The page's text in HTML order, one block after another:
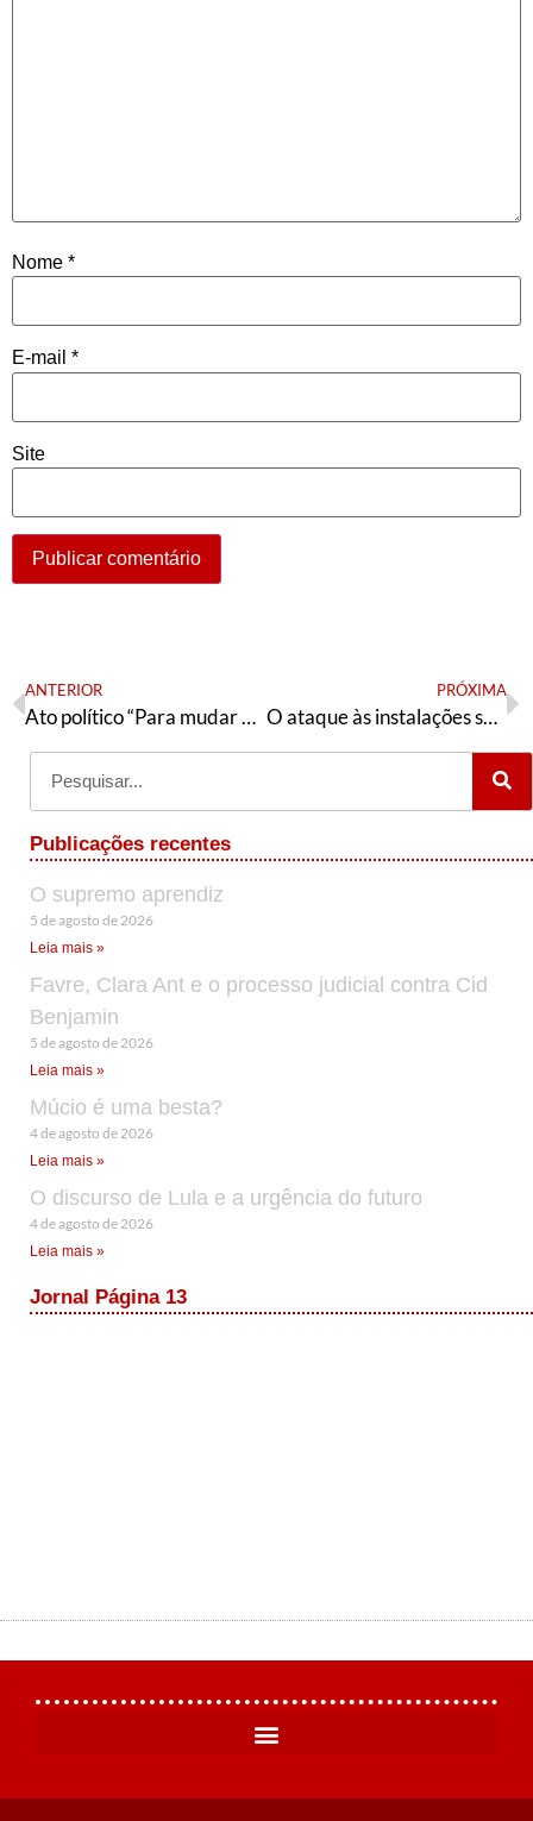
Nome *
E-mail *
Site
ANTERIOR
Ato político “Para mudar o PT e fortalecer as lutas: Wadih presidente!”
PRÓXIMA
O ataque às instalações sauditas de petróleo aumenta o risco de guerra
Publicações recentes
O supremo aprendiz
5 de agosto de 2026
Leia mais »
Favre, Clara Ant e o processo judicial contra Cid
Benjamin
5 de agosto de 2026
Leia mais »
Múcio é uma besta?
4 de agosto de 2026
Leia mais »
O discurso de Lula e a urgência do futuro
4 de agosto de 2026
Leia mais »
Jornal Página 13